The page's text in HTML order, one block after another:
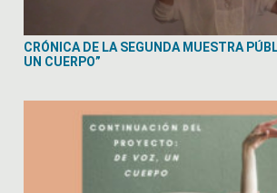
CRÓNICA DE LA SEGUNDA MUESTRA
UN CUERPO”